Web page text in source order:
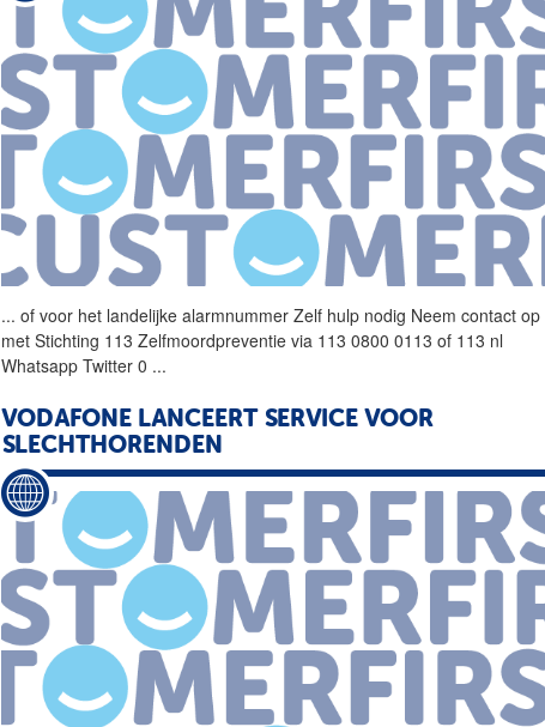
... of voor het landelijkealarmnummer Zelf hulp nodig Neem contact op
met Stichting 113 Zelfmoordpreventie via 113 0800 0113 of 113 nl
Whatsapp Twitter 0 ...
VODAFONE LANCEERT SERVICE VOOR
SLECHTHORENDEN